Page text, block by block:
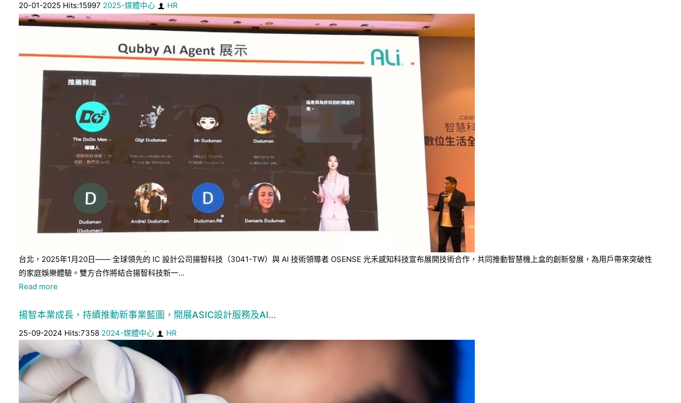
20-01-2025 Hits:15997 2025-媒體中心 HR
台北，2025年1月20日—— 全球領先的 IC 設計公司揚智科技（3041-TW）與 AI 技術領導者 OSENSE 光禾感知科技宣布展開技術合作，共同推動智慧機上盒的創新發展，為用戶帶來突破性
的家庭娛樂體驗。雙方合作將結合揚智科技新一...
Read more
揚智本業成長，持續推動新事業藍圖，開展ASIC設計服務及AI…
25-09-2024 Hits:7358 2024-媒體中心 HR